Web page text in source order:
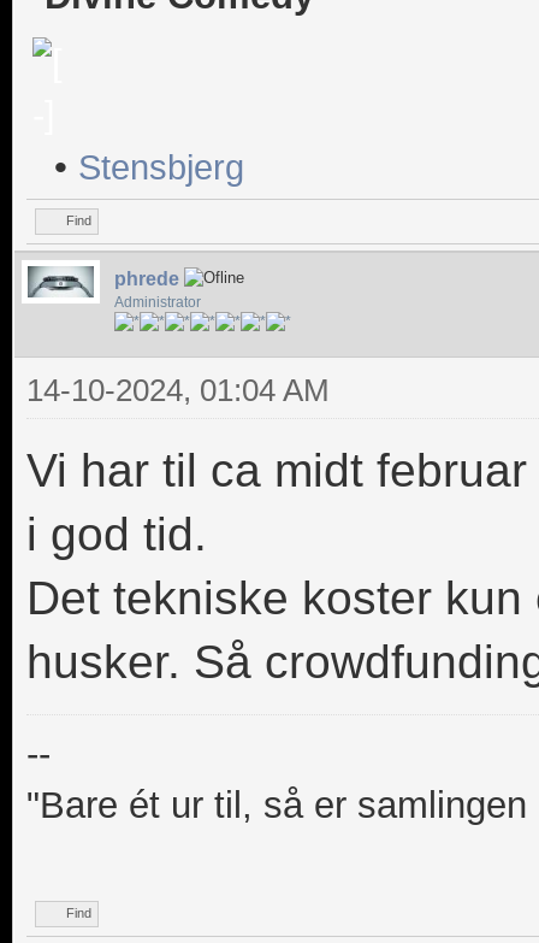
• Stensbjerg
Find
phrede
Administrator
14-10-2024, 01:04 AM
Vi har til ca midt
i god tid.
Det tekniske koster
husker. Så
--
"Bare ét ur til, så er
Find